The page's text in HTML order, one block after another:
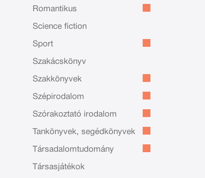
Romantikus
Science fiction
Sport
Szakácskönyv
Szakkönyvek
Szépirodalom
Szórakoztató irodalom
Tankönyvek, segédkönyvek
Társadalomtudomány
Társasjátékok